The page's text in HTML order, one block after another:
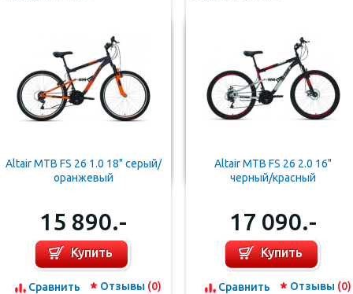
Altair MTB FS 26 1.0 18" серый/
оранжевый
15 890.-
Купить
Cравнить Отзывы (0)
Altair MTB FS 26 2.0 16"
черный/красный
17 090.-
Купить
Cравнить Отзывы (0)